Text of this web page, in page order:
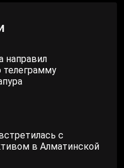
направил
телеграмму
с
в Алматинской